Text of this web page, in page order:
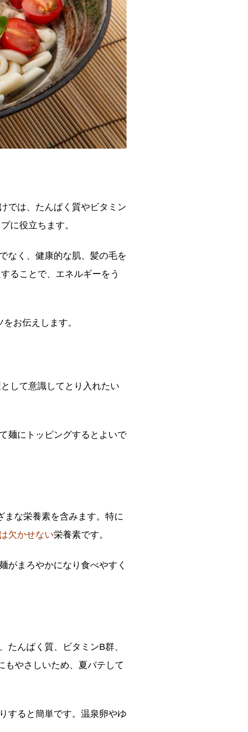
では、たんぱく質やビタミン
に役立ちます。
なく、健康的な肌、髪の毛を
ることで、エネルギーをう
お伝えします。
して意識してとり入れたい
麺にトッピングするとよいで
まな栄養素を含みます。特に
欠かせない栄養素です。
がまろやかになり食べやすく
たんぱく質、ビタミンB群、
もやさしいため、夏バテして
すると簡単です。温泉卵やゆ